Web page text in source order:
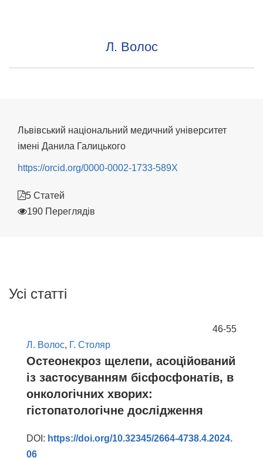
Л. Волос
Львівський національний медичний університет
імені Данила Галицького
https://orcid.org/0000-0002-1733-589X
5 Статей
190 Переглядів
Усі статті
46-55
Л. Волос, Г. Столяр
Остеонекроз щелепи, асоційований
із застосуванням бісфосфонатів, в
онкологічних хворих:
гістопатологічне дослідження
DOI: https://doi.org/10.32345/2664-4738.4.2024.
06